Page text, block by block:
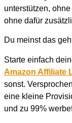
unterstützen,
ohne dafür
Du meinst das
Starte einfach
Amazon Affiliate
sonst.
eine kleine
und zu 99%